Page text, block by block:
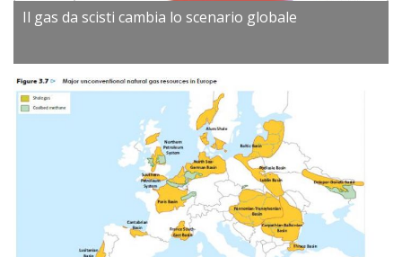
Il gas da scisti cambia lo scenario globale